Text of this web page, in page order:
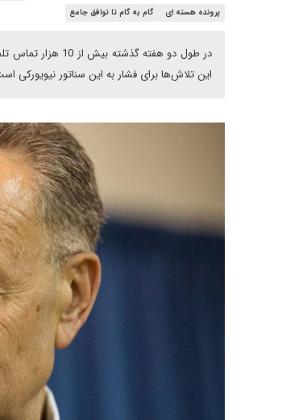
پرونده هسته ای
گام به گام تا توافق جامع
در طول دو هفته
این تلاش‌ها برای فشار به این سناتور نیویورکی